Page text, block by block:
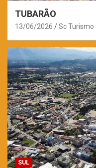
TUBARÃO
13/06/2026 Sc Turismo
SUL